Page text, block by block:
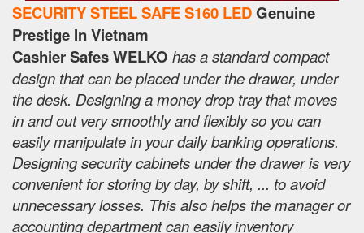
SECURITY STEEL SAFE S160 LEDGenuine
Prestige In Vietnam
Cashier Safes WELKO has a standard compact
design that can be placed under the drawer, under
the desk. Designing a money drop tray that moves
in and out very smoothly and flexibly so you can
easily manipulate in your daily banking operations.
Designing security cabinets under the drawer is very
convenient for storing by day, by shift, ... to avoid
unnecessary losses. This also helps the manager or
accounting department can easily inventory